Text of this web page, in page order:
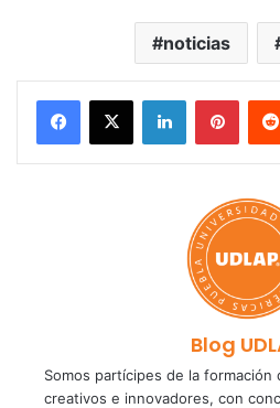
noticias
LinkedIn
Blog
Somos partícipes de la
creativos e innovadores, con